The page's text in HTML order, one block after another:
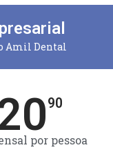
Amil Dental
90
por pessoa